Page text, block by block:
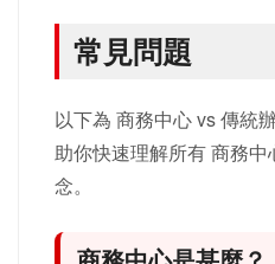
常見問題
以下為 商務中心 vs 傳統
助你快速理解所有 商務
念。